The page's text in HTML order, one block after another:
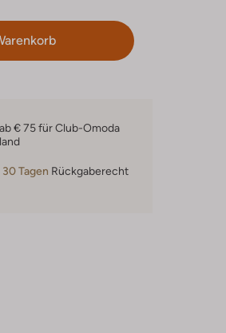
ab € 75 für Club-Omoda
30 Tagen Rückgaberecht